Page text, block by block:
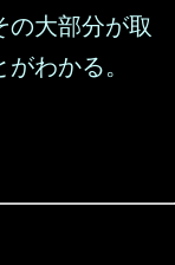
の大部分が取
わかる。